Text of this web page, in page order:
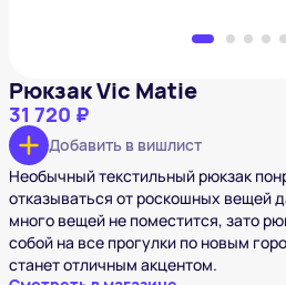
Рюкзак Vic Matie
31 720 ₽
Добавить в вишлист
Необычный текстильный рюкзак
отказываться от роскошных вещей
много вещей не поместится, зато
собой на все прогулки по новым
станет отличным акцентом.